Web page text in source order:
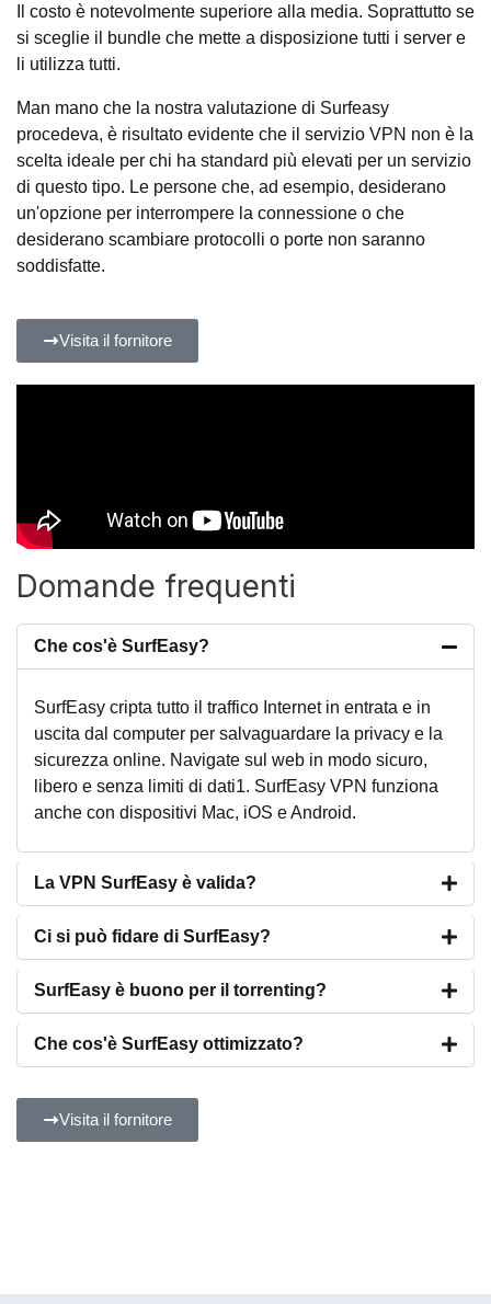
Il costo è notevolmente superiore alla media. Soprattutto se
si sceglie il bundle che mette a disposizione tutti i server e
li utilizza tutti.
Man mano che la nostra valutazione di Surfeasy
procedeva, è risultato evidente che il servizio VPN non è la
scelta ideale per chi ha standard più elevati per un servizio
di questo tipo. Le persone che, ad esempio, desiderano
un'opzione per interrompere la connessione o che
desiderano scambiare protocolli o porte non saranno
soddisfatte.
Visita il fornitore
Domande frequenti
Che cos'è SurfEasy?
SurfEasy cripta tutto il traffico Internet in entrata e in
uscita dal computer per salvaguardare la privacy e la
sicurezza online. Navigate sul web in modo sicuro,
libero e senza limiti di dati1. SurfEasy VPN funziona
anche con dispositivi Mac, iOS e Android.
La VPN SurfEasy è valida?
Ci si può fidare di SurfEasy?
SurfEasy è buono per il torrenting?
Che cos'è SurfEasy ottimizzato?
Visita il fornitore